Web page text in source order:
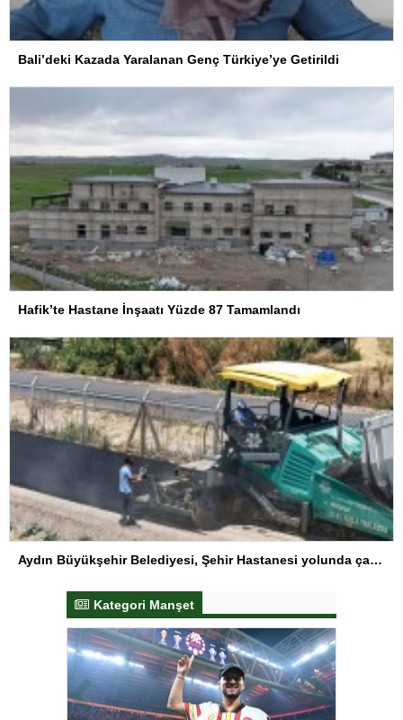
Bali’deki Kazada Yaralanan Genç Türkiye’ye Getirildi
Hafik’te Hastane İnşaatı Yüzde 87 Tamamlandı
Aydın Büyükşehir Belediyesi, Şehir Hastanesi yolunda çalışmalarını sürdürüyor
Kategori Manşet